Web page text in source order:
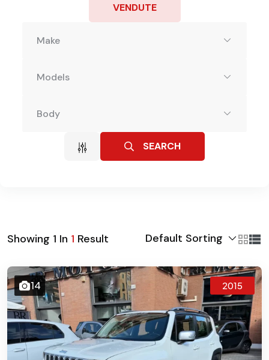
VENDUTE
Make
Models
Body
SEARCH
Showing 1 In 1 Result Default Sorting
14 2015